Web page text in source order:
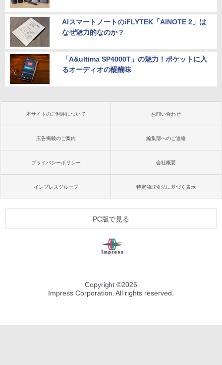
AIスマートノートのiFLYTEK「AINOTE 2」は
なぜ魅力的なのか？
「A&ultima SP4000T」の魅力！ポケットに入
るオーディオの醍醐味
本サイトのご利用について お問い合わせ
広告掲載のご案内 編集部へのご連絡
プライバシーポリシー 会社概要
インプレスグループ 特定商取引法に基づく表示
PC版で見る
Copyright ©2026
Impress Corporation. All rights reserved.